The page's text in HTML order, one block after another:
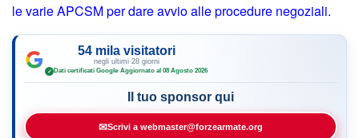
le varie APCSM per dare avvio alle procedure negoziali.
54 mila visitatori
negli ultimi 28 giorni
✓ Dati certificati Google·Aggiornato al 08 Agosto 2026
Il tuo sponsor qui
✉Scrivi a webmaster@forzearmate.org